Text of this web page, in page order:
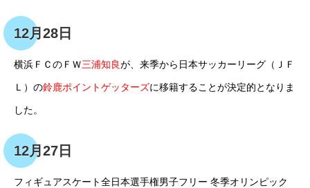
12月28日
横浜ＦＣのＦＷ三浦知良が、来季から日本サッカーリーグ（ＪＦ
Ｌ）の鈴鹿ポイントゲッターズに移籍することが決定的となりま
した。
12月27日
フィギュアスケート全日本選手権男子フリー 冬季オリンピック